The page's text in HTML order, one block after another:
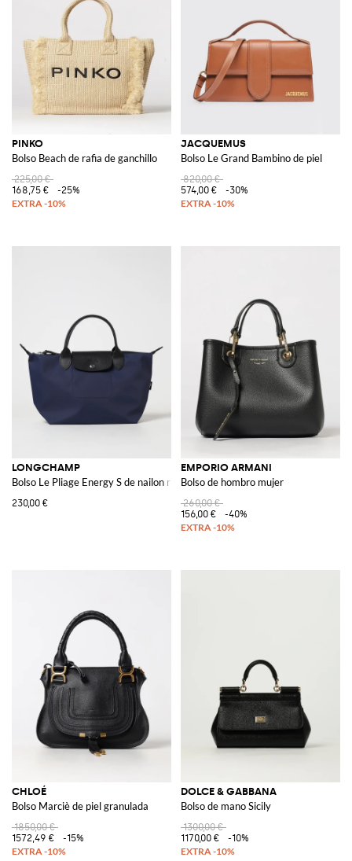
PINKO
Bolso Beach de rafia de ganchillo
225,00 €
168,75 €
-25%
JACQUEMUS
Bolso Le Grand Bambino de piel
820,00 €
574,00 €
-30%
LONGCHAMP
Bolso Le Pliage Energy S de nailon reciclado y piel
230,00 €
EMPORIO ARMANI
Bolso de hombro mujer
260,00 €
156,00 €
-40%
CHLOÉ
Bolso Marciè de piel granulada
1850,00 €
1572,49 €
-15%
DOLCE & GABBANA
Bolso de mano Sicily
1300,00 €
1170,00 €
-10%